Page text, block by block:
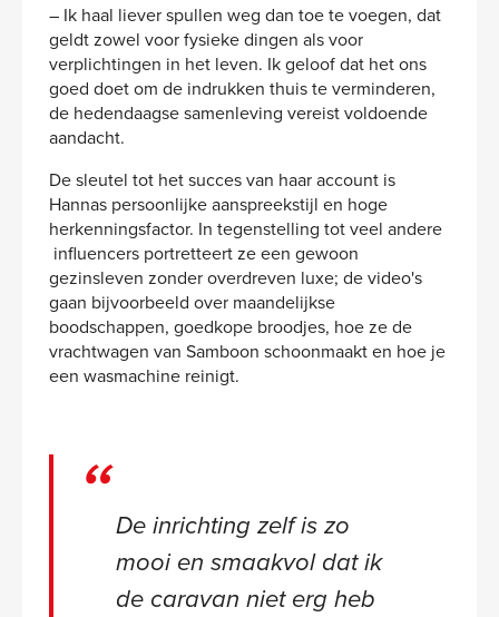
– Ik haal liever spullen weg dan toe te voegen, dat
geldt zowel voor fysieke dingen als voor
verplichtingen in het leven. Ik geloof dat het ons
goed doet om de indrukken thuis te verminderen,
de hedendaagse samenleving vereist voldoende
aandacht.
De sleutel tot het succes van haar account is
Hannas persoonlijke aanspreekstijl en hoge
herkenningsfactor. In tegenstelling tot veel andere
influencers portretteert ze een gewoon
gezinsleven zonder overdreven luxe; de video's
gaan bijvoorbeeld over maandelijkse
boodschappen, goedkope broodjes, hoe ze de
vrachtwagen van Samboon schoonmaakt en hoe je
een wasmachine reinigt.
De inrichting zelf is zo
mooi en smaakvol dat ik
de caravan niet erg heb